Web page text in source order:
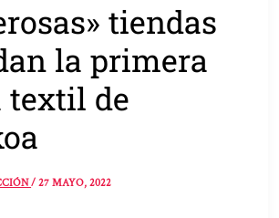
tiendas
la primera
textil de
/27 MAYO, 2022